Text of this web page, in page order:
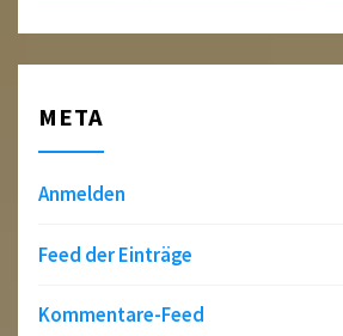
META
Anmelden
Feed der Einträge
Kommentare-Feed